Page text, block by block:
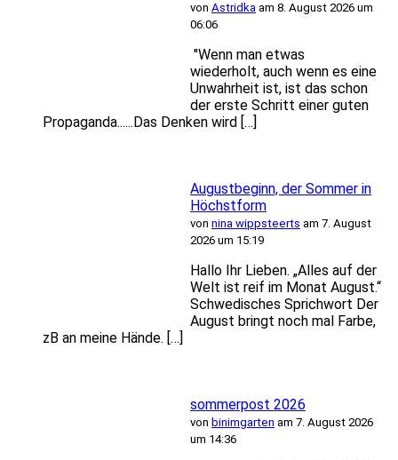
von Astridka am 8. August 2026 um
06:06
"Wenn man etwas
wiederholt, auch wenn es eine
Unwahrheit ist, ist das schon
der erste Schritt einer guten
Propaganda......Das Denken wird […]
Augustbeginn, der Sommer in
Höchstform
von nina wippsteerts am 7. August
2026 um 15:19
Hallo Ihr Lieben. „Alles auf der
Welt ist reif im Monat August.“
Schwedisches Sprichwort Der
August bringt noch mal Farbe,
zB an meine Hände. […]
sommerpost 2026
von binimgarten am 7. August 2026
um 14:36